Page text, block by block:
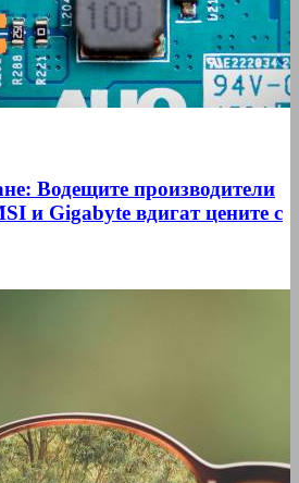
Водещите производители
и Gigabyte вдигат цените с